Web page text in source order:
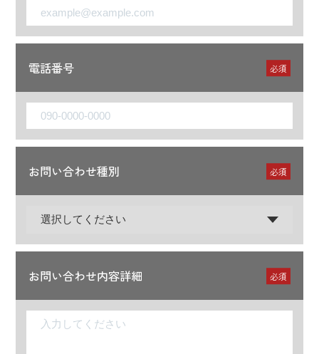
電話番号 必須
お問い合わせ種別 必須
お問い合わせ内容詳細 必須